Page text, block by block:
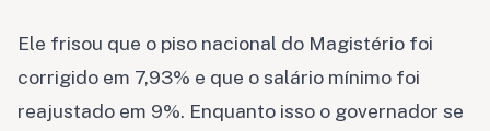
Ele frisou que o piso nacional do Magistério foi
corrigido em 7,93% e que o salário mínimo foi
reajustado em 9%. Enquanto isso o governador se